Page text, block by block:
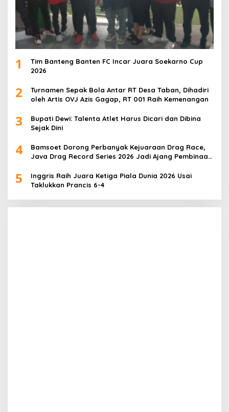
1
Tim Banteng Banten FC Incar Juara Soekarno Cup
2026
2
Turnamen Sepak Bola Antar RT Desa Taban, Dihadiri
oleh Artis OVJ Azis Gagap, RT 001 Raih Kemenangan
3
Bupati Dewi: Talenta Atlet Harus Dicari dan Dibina
Sejak Dini
4
Bamsoet Dorong Perbanyak Kejuaraan Drag Race,
Java Drag Record Series 2026 Jadi Ajang Pembinaan
5
Inggris Raih Juara Ketiga Piala Dunia 2026 Usai
Taklukkan Prancis 6-4